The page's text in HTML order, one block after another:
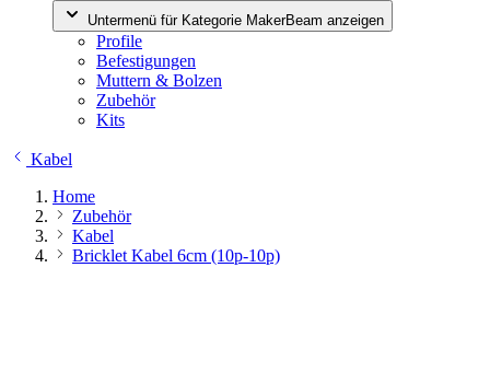
Untermenü für Kategorie MakerBeam anzeigen
Profile
Befestigungen
Muttern & Bolzen
Zubehör
Kits
Kabel
Home
Zubehör
Kabel
Bricklet Kabel 6cm (10p-10p)